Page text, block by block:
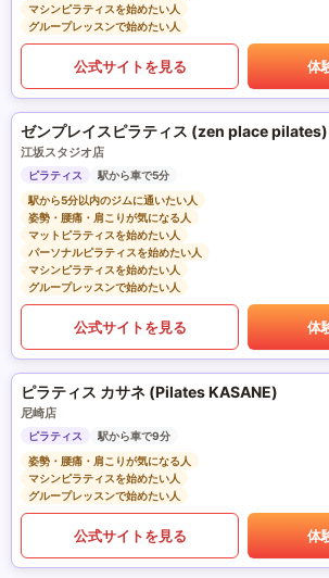
マシンピラティスを始めたい人
グループレッスンで始めたい人
公式サイトを見る 体
ゼンプレイスピラティス (zen place pilates)
江坂スタジオ店
ピラティス
駅から車で5分
駅から5分以内のジムに通いたい人
姿勢・腰痛・肩こりが気になる人
マットピラティスを始めたい人
パーソナルピラティスを始めたい人
マシンピラティスを始めたい人
グループレッスンで始めたい人
公式サイトを見る 体
ピラティス カサネ (Pilates KASANE)
尼崎店
ピラティス
駅から車で9分
姿勢・腰痛・肩こりが気になる人
マシンピラティスを始めたい人
グループレッスンで始めたい人
公式サイトを見る 体